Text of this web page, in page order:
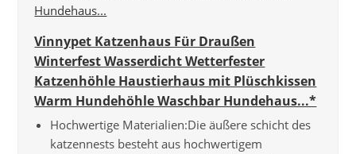
Vinnypet Katzenhaus Für Draußen
Winterfest Wasserdicht Wetterfester
Katzenhöhle Haustierhaus mit Plüschkissen
Warm Hundehöhle Waschbar Hundehaus...*
Hochwertige Materialien:Die äußere schicht des
katzennests besteht aus hochwertigem